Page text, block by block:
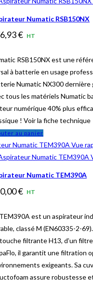
Numatic RSB150NX
€ HT
RSB150NX est une
à batterie en usage
Numatic NX300
tous les matériels Numatic
numérique 40% plus
! Voir la fiche technique
au panier
Vue
Numatic TEM390A
€ HT
est un aspirateur
classé M (EN60335-2-
filtrante H13, d’un
il garantit une filtration
exigeants. Sa
assure robustesse